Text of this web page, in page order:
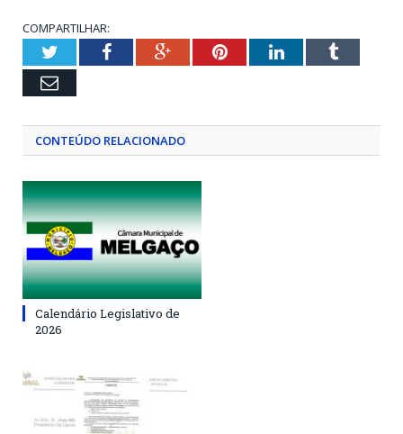
COMPARTILHAR:
TwitterFacebookGoogle+PinterestLinkedInTumblr
Email
CONTEÚDO RELACIONADO
Calendário Legislativo de
2026